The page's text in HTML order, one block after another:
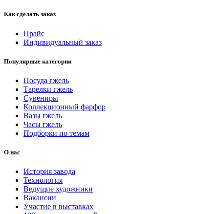
Как сделать заказ
Прайс
Индивидуальный заказ
Популярные категории
Посуда гжель
Тарелки гжель
Сувениры
Коллекционный фарфор
Вазы гжель
Часы гжель
Подборки по темам
О нас
История завода
Технология
Ведущие художники
Вакансии
Участие в выставках